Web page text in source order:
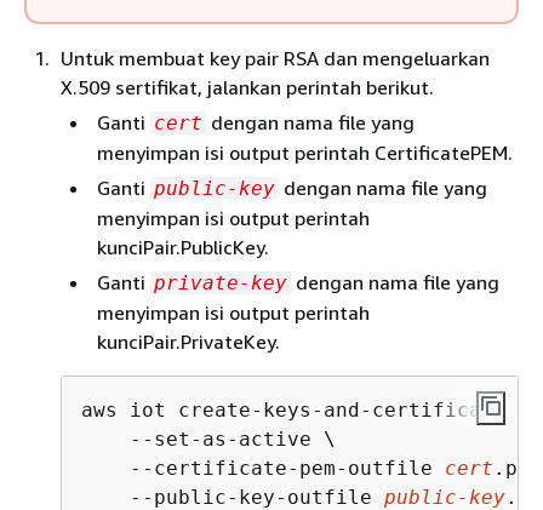
Untuk membuat key pair RSA dan mengeluarkan
X.509 sertifikat, jalankan perintah berikut.
Ganti cert dengan nama file yang
menyimpan isi output perintah CertificatePEM.
Ganti public-key dengan nama file yang
menyimpan isi output perintah
kunciPair.PublicKey.
Ganti private-key dengan nama file yang
menyimpan isi output perintah
kunciPair.PrivateKey.
aws iot create-keys-and-certificate \
    --set-as-active \
    --certificate-pem-outfile
cert
    --public-key-outfile
public-key